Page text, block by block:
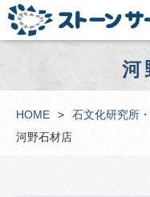
河
HOME 石文化研究所
河野石材店